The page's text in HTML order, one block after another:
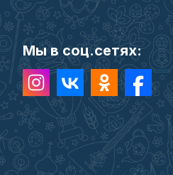
Мы в соц.сетях: